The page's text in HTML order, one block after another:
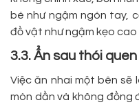
bé như ngậm ngón tay,
đồ vật như ngậm kẹo cao
3.3. Ẩn sau thói
Việc ăn nhai một bên sẽ
mòn dần và không đồng